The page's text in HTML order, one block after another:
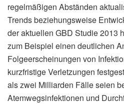
regelmäßigen Abständen
Trends beziehungsweise
der aktuellen GBD Studie 2013
zum Beispiel einen deutlichen
Folgeerscheinungen von
kurzfristige Verletzungen
als zwei Milliarden Fälle seien
Atemwegsinfektionen und